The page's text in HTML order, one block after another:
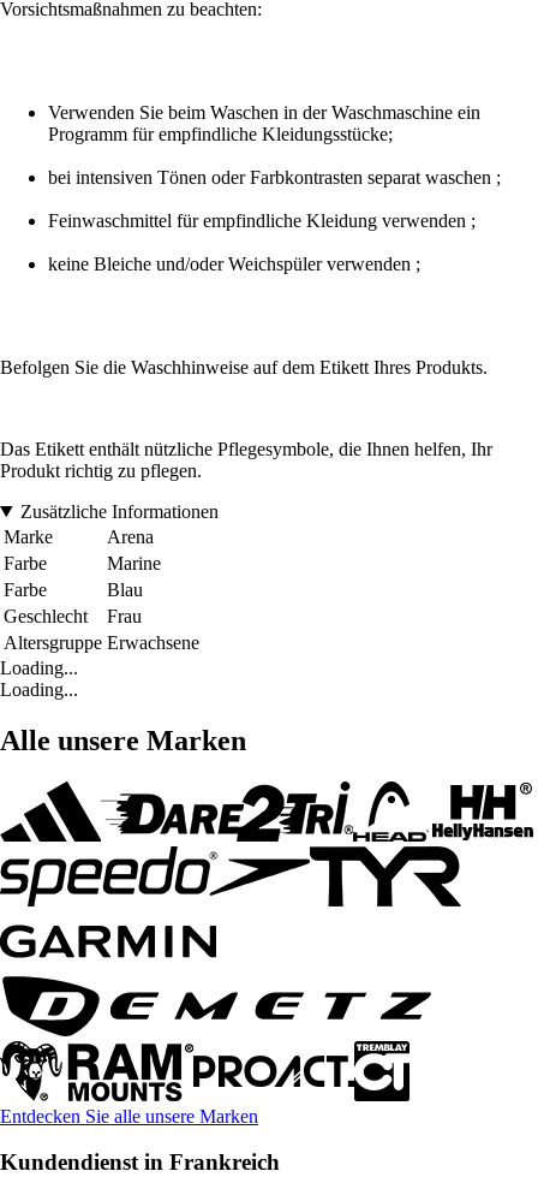
Vorsichtsmaßnahmen zu beachten:
Verwenden Sie beim Waschen in der Waschmaschine ein
Programm für empfindliche Kleidungsstücke;
bei intensiven Tönen oder Farbkontrasten separat waschen ;
Feinwaschmittel für empfindliche Kleidung verwenden ;
keine Bleiche und/oder Weichspüler verwenden ;
Befolgen Sie die Waschhinweise auf dem Etikett Ihres Produkts.
Das Etikett enthält nützliche Pflegesymbole, die Ihnen helfen, Ihr
Produkt richtig zu pflegen.
Zusätzliche Informationen
Marke
Arena
Farbe
Marine
Farbe
Blau
Geschlecht
Frau
Altersgruppe Erwachsene
Loading...
Loading...
Alle unsere Marken
Entdecken Sie alle unsere Marken
Kundendienst in Frankreich